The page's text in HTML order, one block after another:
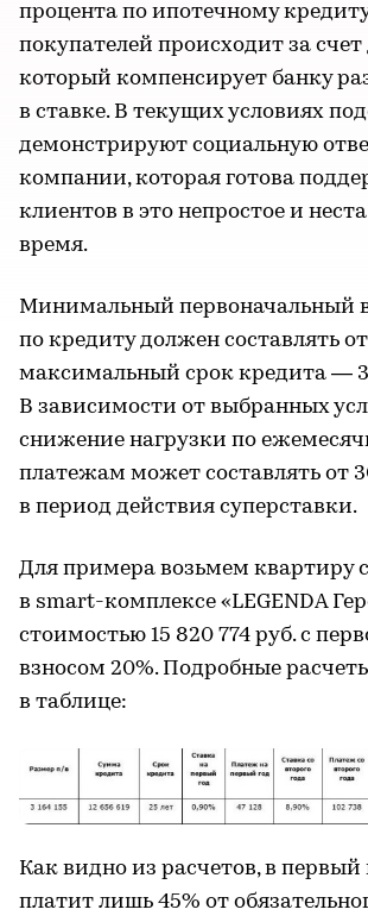
процента по ипотечному
покупателей происходит за счет
который компенсирует банку
в ставке. В текущих условиях
демонстрируют социальную
компании, которая готова
клиентов в это непростое и
время.
Минимальный первоначальный
по кредиту должен составлять от
максимальный срок кредита —
В зависимости от выбранных
снижение нагрузки по
платежам может составлять от
в период действия суперставки.
Для примера возьмем квартиру
в smart-комплексе «LEGENDA
стоимостью 15 820 774 руб. с
взносом 20%. Подробные
в таблице:
Как видно из расчетов, в первый
платит лишь 45% от